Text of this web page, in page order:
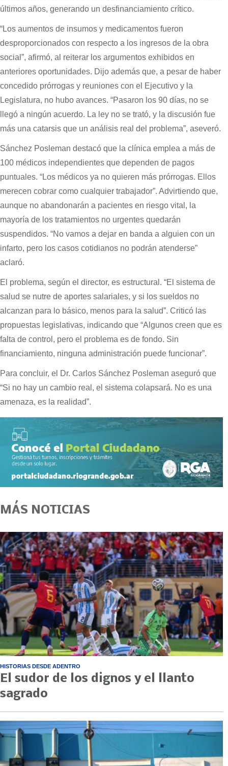
últimos años, generando un desfinanciamiento crítico.
“Los aumentos de insumos y medicamentos fueron
desproporcionados con respecto a los ingresos de la obra
social”, afirmó, al reiterar los argumentos exhibidos en
anteriores oportunidades. Dijo además que, a pesar de haber
concedido prórrogas y reuniones con el Ejecutivo y la
Legislatura, no hubo avances. “Pasaron los 90 días, no se
llegó a ningún acuerdo. La ley no se trató, y la discusión fue
más una catarsis que un análisis real del problema”, aseveró.
Sánchez Posleman destacó que la clínica emplea a más de
100 médicos independientes que dependen de pagos
puntuales. “Los médicos ya no quieren más prórrogas. Ellos
merecen cobrar como cualquier trabajador”. Advirtiendo que,
aunque no abandonarán a pacientes en riesgo vital, la
mayoría de los tratamientos no urgentes quedarán
suspendidos. “No vamos a dejar en banda a alguien con un
infarto, pero los casos cotidianos no podrán atenderse”
aclaró.
El problema, según el director, es estructural. “El sistema de
salud se nutre de aportes salariales, y si los sueldos no
alcanzan para lo básico, menos para la salud”. Criticó las
propuestas legislativas, indicando que “Algunos creen que es
falta de control, pero el problema es de fondo. Sin
financiamiento, ninguna administración puede funcionar”.
Para concluir, el Dr. Carlos Sánchez Posleman aseguró que
“Si no hay un cambio real, el sistema colapsará. No es una
amenaza, es la realidad”.
MÁS NOTICIAS
HISTORIAS DESDE ADENTRO
El sudor de los dignos y el llanto
sagrado